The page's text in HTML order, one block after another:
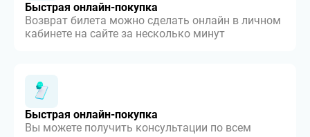
Быстрая онлайн-покупка
Возврат билета можно сделать онлайн в личном
кабинете на сайте за несколько минут
Быстрая онлайн-покупка
Вы можете получить консультации по всем